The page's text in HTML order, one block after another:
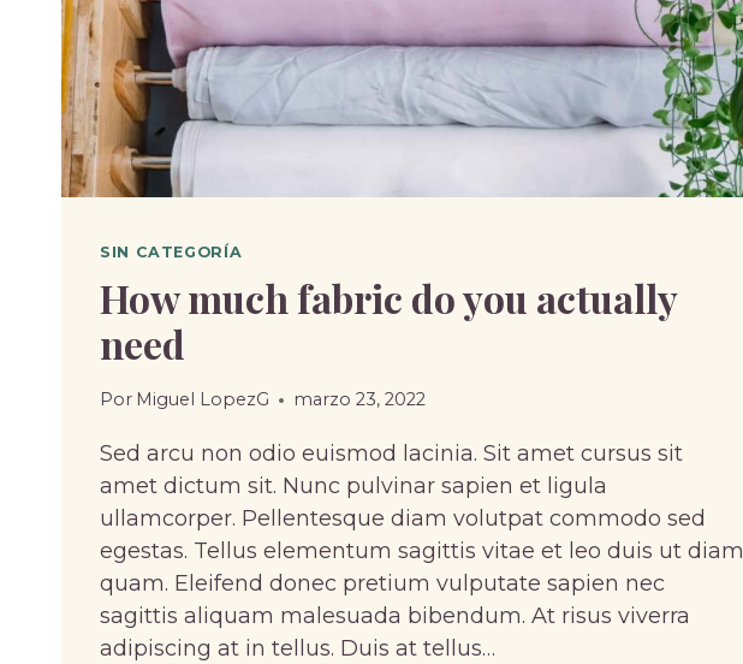
SIN CATEGORÍA
How much fabric do you actually
need
Por Miguel LopezG marzo 23, 2022
Sed arcu non odio euismod lacinia. Sit amet cursus sit
amet dictum sit. Nunc pulvinar sapien et ligula
ullamcorper. Pellentesque diam volutpat commodo sed
egestas. Tellus elementum sagittis vitae et leo duis ut diam
quam. Eleifend donec pretium vulputate sapien nec
sagittis aliquam malesuada bibendum. At risus viverra
adipiscing at in tellus. Duis at tellus…